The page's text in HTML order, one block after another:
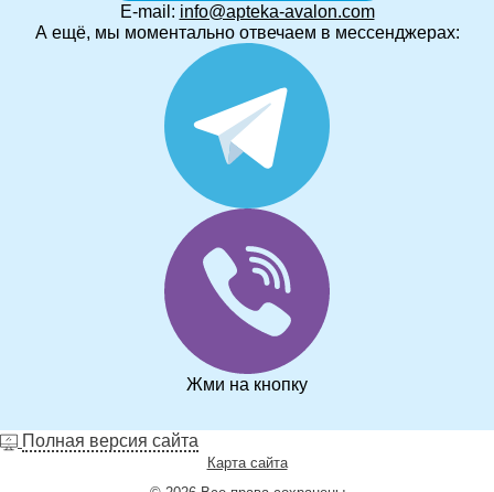
E-mail: info@apteka-avalon.com
А ещё, мы моментально отвечаем в мессенджерах:
Жми на кнопку
Полная версия сайта
Карта сайта